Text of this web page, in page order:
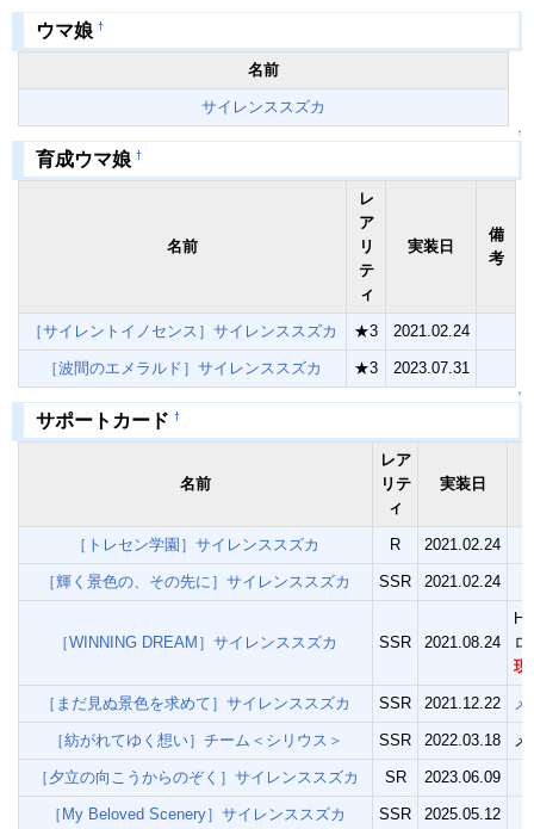
ウマ娘 †
名前
サイレンススズカ
↑
育成ウマ娘 †
名前
レ
ア
リ
テ
ィ
実装日
備
考
［サイレントイノセンス］サイレンススズカ ★3 2021.02.24
［波間のエメラルド］サイレンススズカ ★3 2023.07.31
↑
サポートカード †
名前
レア
リテ
ィ
実装日
［トレセン学園］サイレンススズカ R 2021.02.24
［輝く景色の、その先に］サイレンススズカ SSR 2021.02.24
［WINNING DREAM］サイレンススズカ SSR 2021.08.24
現
［まだ見ぬ景色を求めて］サイレンススズカ SSR 2021.12.22
［紡がれてゆく想い］チーム＜シリウス＞ SSR 2022.03.18
［夕立の向こうからのぞく］サイレンススズカ SR 2023.06.09
［My Beloved Scenery］サイレンススズカ SSR 2025.05.12